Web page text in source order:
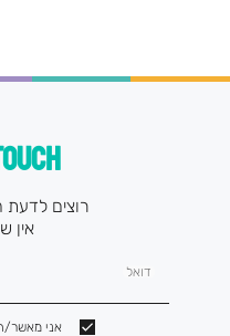
רוצים
אין
דואל
אני מאשר/